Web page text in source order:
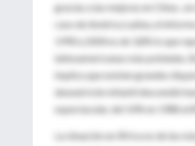
gracias a las mejoras en China-,
caso de América Latina, el
1990 a 2004 es de 3,8% lo que
latinoamericanas más pobladas,
implica que existen grandes
desnutrición infantil descendió
espectacular, del 14% en 1988 al
La situación en África es de las